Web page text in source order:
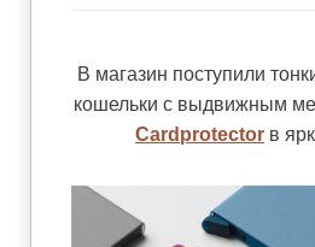
В магазин поступили
кошельки с выдвижным
Cardprotector в